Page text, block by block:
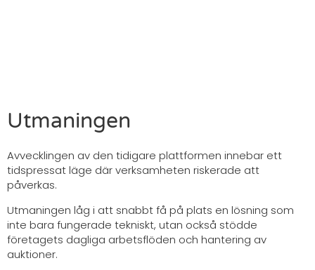
Utmaningen
Avvecklingen av den tidigare plattformen innebar ett
tidspressat läge där verksamheten riskerade att
påverkas.
Utmaningen låg i att snabbt få på plats en lösning som
inte bara fungerade tekniskt, utan också stödde
företagets dagliga arbetsflöden och hantering av
auktioner.